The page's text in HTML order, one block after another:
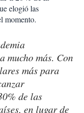
elogió las
momento.
mucho más. Con
más para
de las
en lugar de